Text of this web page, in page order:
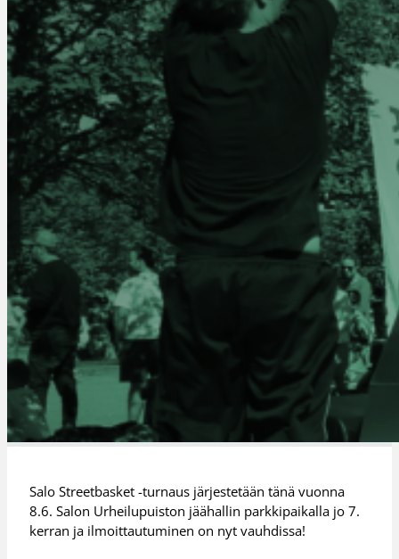
Salo Streetbasket -turnaus järjestetään tänä vuonna
8.6. Salon Urheilupuiston jäähallin parkkipaikalla jo 7.
kerran ja ilmoittautuminen on nyt vauhdissa!